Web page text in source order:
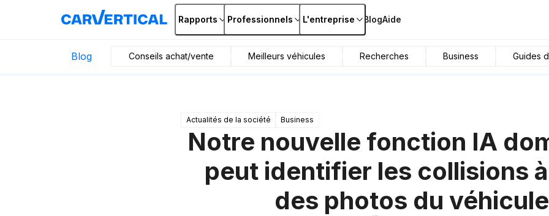
Rapports Professionnels L'entreprise BlogAide
Blog Conseils achat/vente Meilleurs véhicules Recherches Business Guides
Actualités de la société Business
Notre nouvelle fonction IA
peut identifier les collisions
des photos du véhicule